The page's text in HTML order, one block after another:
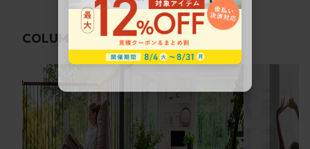
COLUMN 関連コラム